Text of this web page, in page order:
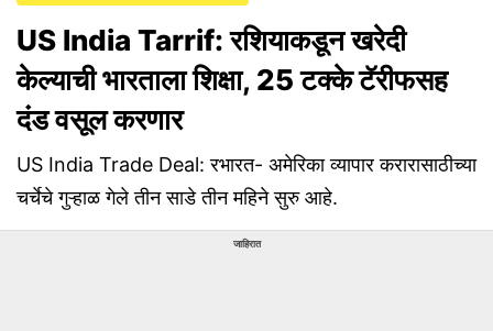
US India Tarrif: रशियाकडून खरेदी
केल्याची भारताला शिक्षा, 25 टक्के टॅरीफसह
दंड वसूल करणार
US India Trade Deal: रभारत- अमेरिका व्यापार करारासाठीच्या
चर्चेचे गुऱ्हाळ गेले तीन साडे तीन महिने सुरु आहे.
जाहिरात